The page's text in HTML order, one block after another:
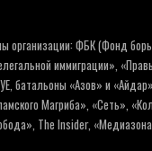
организации: ФБК (Фонд
иммиграции»,
батальоны «Азов» и
Магриба», «Сеть»,
The Insider,